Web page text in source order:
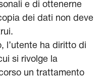
e di ottenerne
dei dati non deve
l’utente ha diritto di
si rivolge la
un trattamento